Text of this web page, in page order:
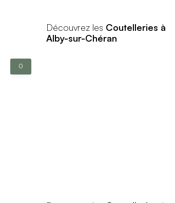
Découvrez les Coutelleries à
Alby-sur-Chéran
0